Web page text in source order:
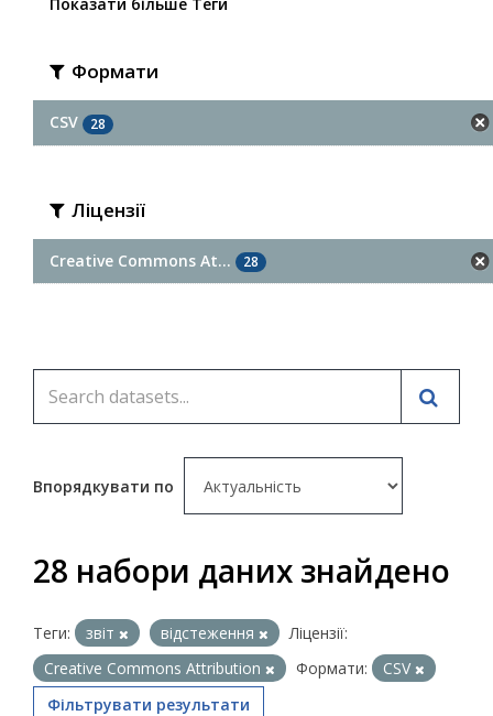
Формати
CSV 28
Ліцензії
Creative Commons At... 28
Впорядкувати по
28 набори даних знайдено
Теги: звіт відстеження
Ліцензії:
Creative Commons Attribution
Формати:
CSV
Фільтрувати результати